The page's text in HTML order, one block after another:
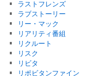
ラストフレンズ
ラブストーリー
リー・マック
リアリティ番組
リクルート
リスク
リビタ
リポビタンファイン